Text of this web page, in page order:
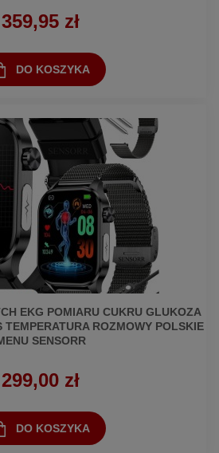
359,95 zł
DO KOSZYKA
EKG POMIARU CUKRU GLUKOZA
TEMPERATURA ROZMOWY POLSKIE
SENSORR
299,00 zł
DO KOSZYKA